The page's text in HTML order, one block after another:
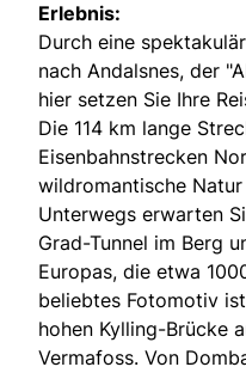
Erlebnis:
Durch eine
nach Andalsnes, der
hier setzen Sie Ihre
Die 114 km lange
Eisenbahnstrecken
wildromantische Natur
Unterwegs erwarten
Grad-Tunnel im Berg
Europas, die etwa
beliebtes Fotomotiv
hohen Kylling-Brücke
Vermafoss. Von